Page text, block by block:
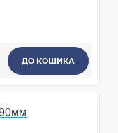
ДО КОШИКА